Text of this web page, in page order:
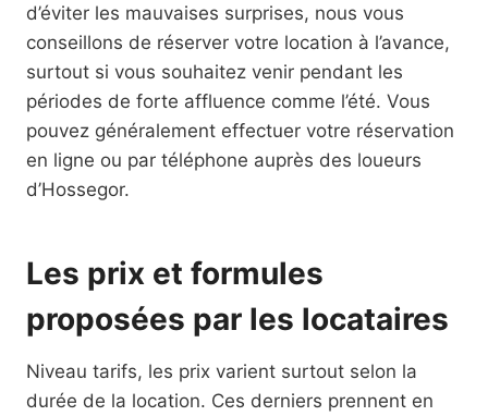
d’éviter les mauvaises surprises, nous vous
conseillons de réserver votre location à l’avance,
surtout si vous souhaitez venir pendant les
périodes de forte affluence comme l’été. Vous
pouvez généralement effectuer votre réservation
en ligne ou par téléphone auprès des loueurs
d’Hossegor.
Les prix et formules
proposées par les locataires
Niveau tarifs, les prix varient surtout selon la
durée de la location. Ces derniers prennent en